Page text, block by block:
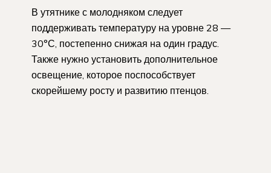
В утятнике с молодняком следует
поддерживать температуру на уровне 28 —
30°С, постепенно снижая на один градус.
Также нужно установить дополнительное
освещение, которое поспособствует
скорейшему росту и развитию птенцов.